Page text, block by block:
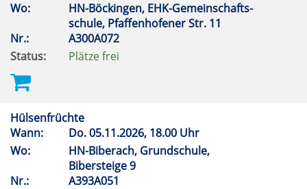
Wo:
HN-Böckingen, EHK-Gemeinschafts-
schule, Pfaffenhofener Str. 11
Nr.:
A300A072
Status:
Plätze frei
Hülsenfrüchte
Wann:
Do.05.11.2026, 18.00 Uhr
Wo:
HN-Biberach, Grundschule,
Bibersteige 9
Nr.:
A393A051